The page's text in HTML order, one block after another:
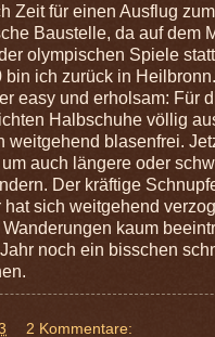
Zeit für einen Ausflug
Baustelle, da auf dem
olympischen Spiele
bin ich zurück in Heilbronn.
easy und erholsam: Für
Halbschuhe völlig
weitgehend blasenfrei.
auch längere oder
Der kräftige
hat sich weitgehend
kaum
noch ein bisschen
2 Kommentare: